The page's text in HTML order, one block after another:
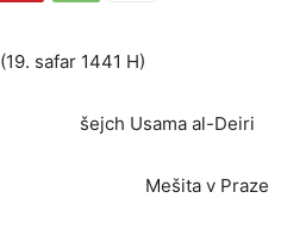
safar 1441 H)
šejch Usama al-Deiri
Mešita v Praze